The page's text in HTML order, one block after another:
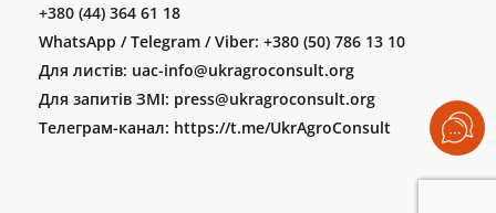
+380 (44) 364 61 18
WhatsApp / Telegram / Viber: +380 (50) 786 13 10
Для листів: uac-info@ukragroconsult.org
Для запитів ЗМІ: press@ukragroconsult.org
Телеграм-канал: https://t.me/UkrAgroConsult